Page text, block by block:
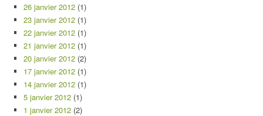
26 janvier 2012 (1)
23 janvier 2012 (1)
22 janvier 2012 (1)
21 janvier 2012 (1)
20 janvier 2012 (2)
17 janvier 2012 (1)
14 janvier 2012 (1)
5 janvier 2012 (1)
1 janvier 2012 (2)